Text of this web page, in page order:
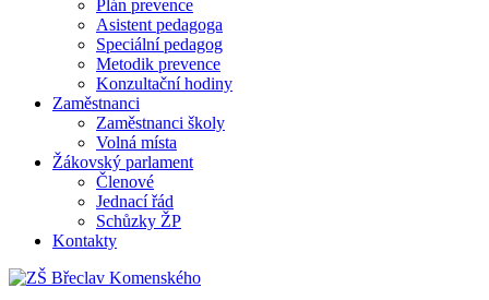
Plán prevence
Asistent pedagoga
Speciální pedagog
Metodik prevence
Konzultační hodiny
Zaměstnanci
Zaměstnanci školy
Volná místa
Žákovský parlament
Členové
Jednací řád
Schůzky ŽP
Kontakty